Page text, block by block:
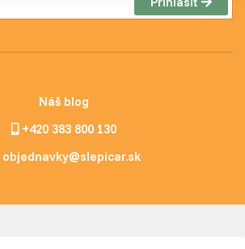
Náš blog
+420 383 800 130
objednavky@slepicar.sk